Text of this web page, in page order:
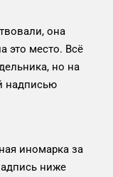
она
это место. Всё
но на
надписью
иномарка за
ниже